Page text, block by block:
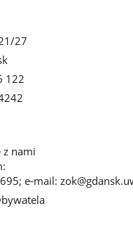
27
122
z nami
e-mail: